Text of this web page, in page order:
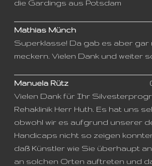
die Gardings aus Potsdam
Mathias Münch
Superklasse! Da gab es aber gar
meckern. Vielen Dank und weiter
Manuela Rütz
Vielen Dank für Ihr
Rehaklinik Herr Huth. Es hat uns
obwohl wir es aufgrund unserer
Handicaps nicht so zeigen
daß Künstler wie Sie überhaupt
an solchen Orten auftreten und